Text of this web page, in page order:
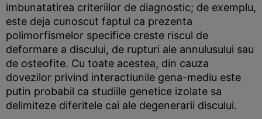
imbunatatirea criteriilor de diagnostic; de exemplu,
este deja cunoscut faptul ca prezenta
polimorfismelor specifice creste riscul de
deformare a discului, de rupturi ale annulusului sau
de osteofite. Cu toate acestea, din cauza
dovezilor privind interactiunile gena-mediu este
putin probabil ca studiile genetice izolate sa
delimiteze diferitele cai ale degenerarii discului.